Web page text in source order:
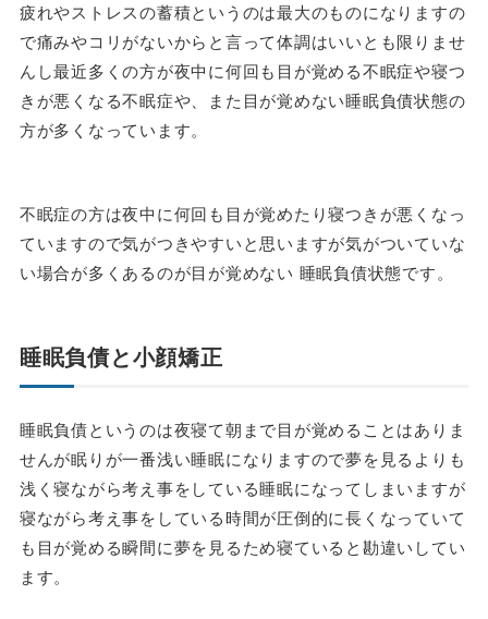
疲れやストレスの蓄積というのは最大のものになりますの
で痛みやコリがないからと言って体調はいいとも限りませ
んし最近多くの方が夜中に何回も目が覚める不眠症や寝つ
きが悪くなる不眠症や、また目が覚めない睡眠負債状態の
方が多くなっています。
不眠症の方は夜中に何回も目が覚めたり寝つきが悪くなっ
ていますので気がつきやすいと思いますが気がついていな
い場合が多くあるのが目が覚めない 睡眠負債状態です。
睡眠負債と小顔矯正
睡眠負債というのは夜寝て朝まで目が覚めることはありま
せんが眠りが一番浅い睡眠になりますので夢を見るよりも
浅く寝ながら考え事をしている睡眠になってしまいますが
寝ながら考え事をしている時間が圧倒的に長くなっていて
も目が覚める瞬間に夢を見るため寝ていると勘違いしてい
ます。